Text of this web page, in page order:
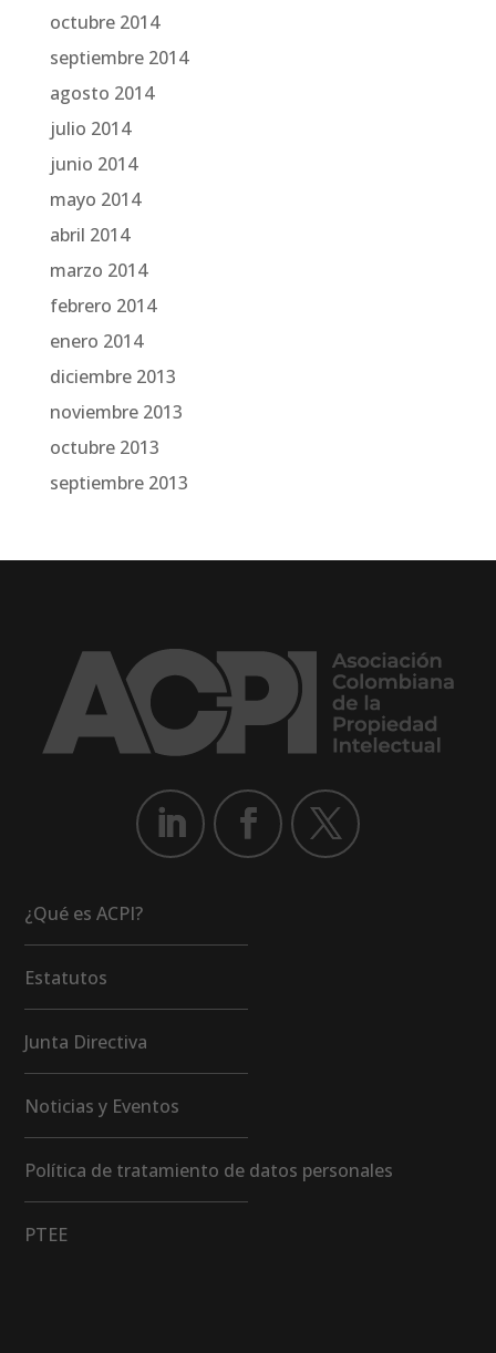
octubre 2014
septiembre 2014
agosto 2014
julio 2014
junio 2014
mayo 2014
abril 2014
marzo 2014
febrero 2014
enero 2014
diciembre 2013
noviembre 2013
octubre 2013
septiembre 2013
¿Qué es ACPI?
Estatutos
Junta Directiva
Noticias y Eventos
Política de tratamiento de datos personales
PTEE